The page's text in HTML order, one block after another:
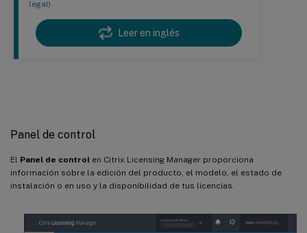
legal)
Leer en inglés
Panel de control
El Panel de control en Citrix Licensing Manager proporciona
información sobre la edición del producto, el modelo, el estado de
instalación o en uso y la disponibilidad de tus licencias.